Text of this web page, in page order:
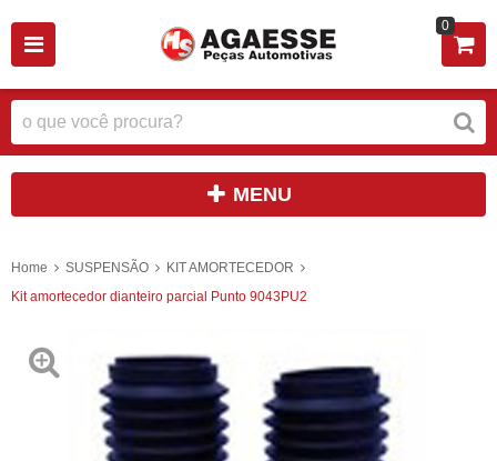
0
MENU
Home SUSPENSÃO
KIT AMORTECEDOR
Kit amortecedor dianteiro parcial Punto 9043PU2